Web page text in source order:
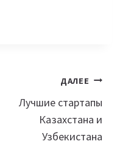
ДАЛЕЕ
Лучшие стартапы
Казахстана и
Узбекистана